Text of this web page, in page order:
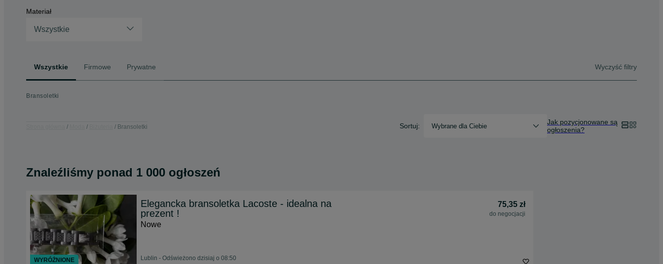
Materiał
Wszystkie
Wszystkie Firmowe Prywatne Wyczyść filtry
Bransoletki
Bransoletki Sortuj: Wybrane dla Ciebie
Jak pozycjonowane są
ogłoszenia?
Znaleźliśmy ponad 1 000 ogłoszeń
Elegancka bransoletka Lacoste - idealna na
prezent !
75,35 zł
do negocjacji
Nowe
Lublin - Odświeżono dzisiaj o 08:50
WYRÓŻNIONE